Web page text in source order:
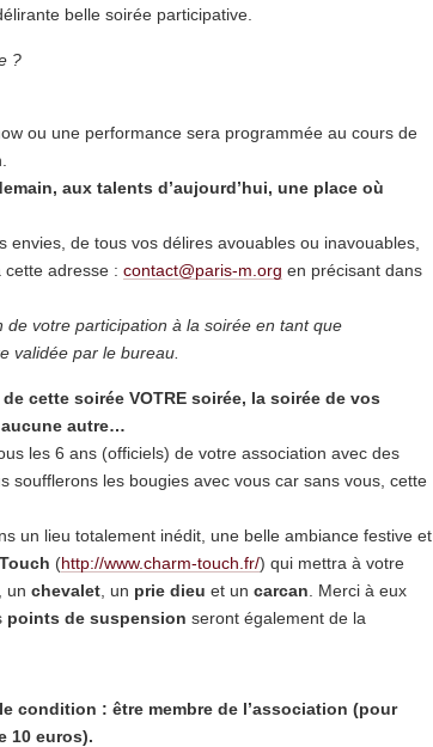
belle soirée participative.
?
ou une performance sera programmée au cours de
aux talents d’aujourd’hui, une place où
envies, de tous vos délires avouables ou inavouables,
cette adresse : contact@paris-m.org en précisant dans
de votre participation à la soirée en tant que
validée par le bureau.
cette soirée VOTRE soirée, la soirée de vos
aucune autre…
les 6 ans (officiels) de votre association avec des
soufflerons les bougies avec vous car sans vous, cette
un lieu totalement inédit, une belle ambiance festive et
(http://www.charm-touch.fr/) qui mettra à votre
, un chevalet , un prie dieu et un carcan . Merci à eux
points de suspension seront également de la
condition : être membre de l’association (pour
10 euros).